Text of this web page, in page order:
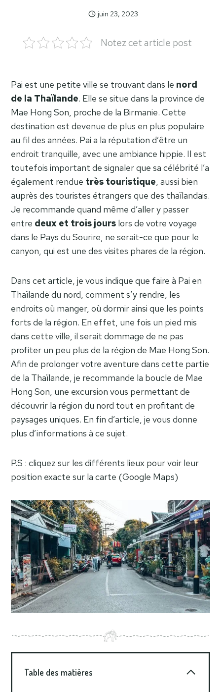
Celia
juin 23, 2023
Notez cet article post
Pai est une petite ville se trouvant dans le nord
de la Thaïlande. Elle se situe dans la province de
Mae Hong Son, proche de la Birmanie. Cette
destination est devenue de plus en plus populaire
au fil des années. Pai a la réputation d’être un
endroit tranquille, avec une ambiance hippie. Il est
toutefois important de signaler que sa célébrité l’a
également rendue très touristique, aussi bien
auprès des touristes étrangers que des thaïlandais.
Je recommande quand même d’aller y passer
entre deux et trois jours lors de votre voyage
dans le Pays du Sourire, ne serait-ce que pour le
canyon, qui est une des visites phares de la région.
Dans cet article, je vous indique que faire à Pai en
Thaïlande du nord, comment s’y rendre, les
endroits où manger, où dormir ainsi que les points
forts de la région. En effet, une fois un pied mis
dans cette ville, il serait dommage de ne pas
profiter un peu plus de la région de Mae Hong Son.
Afin de prolonger votre aventure dans cette partie
de la Thaïlande, je recommande la boucle de Mae
Hong Son, une excursion vous permettant de
découvrir la région du nord tout en profitant de
paysages uniques. En fin d’article, je vous donne
plus d’informations à ce sujet.
P.S : cliquez sur les différents lieux pour voir leur
position exacte sur la carte (Google Maps)
Table des matières